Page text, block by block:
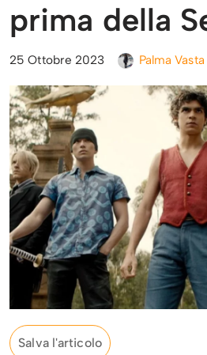
prima della
25 Ottobre 2023 Palma Vasta
Salva l'articolo